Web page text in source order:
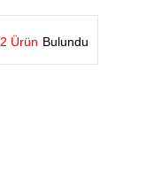
2 Ürün